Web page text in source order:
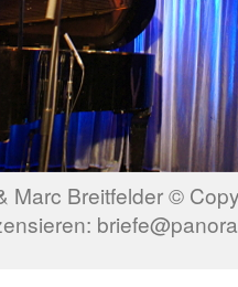
Marc Breitfelder ©